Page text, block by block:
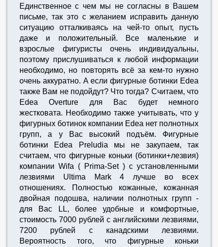
Единственное с чем мы не согласны в Вашем
письме, так это с желанием исправить данную
ситуацию отталкиваясь на чей-то опыт, пусть
даже и положительный. Все маленькие и
взрослые фигуристы очень индивидуальны,
поэтому прислушиваться к любой информации
необходимо, но повторять всё за кем-то нужно
очень аккуратно. А если фигурные ботинки Edea
также Вам не подойдут? Что тогда? Считаем, что
Edea Overture для Вас будет немного
жестковата. Необходимо также учитывать, что у
фигурных ботинок компании Edea нет полнотных
групп, а у Вас высокий подъём. Фигурные
ботинки Edea Preludia мы не закупаем, так
считаем, что фигурные коньки (ботинки+лезвия)
компании Wifa ( Prima-Set ) с установленными
лезвиями Ultima Mark 4 лучше во всех
отношениях. Полностью кожанные, кожанная
двойная подошва, наличии полнотных групп -
для Вас LL, более удобные и комфортные,
стоимость 7000 рублей с английскими лезвиями,
7200 рублей с канадскими лезвиями.
Вероятность того, что фигурные коньки